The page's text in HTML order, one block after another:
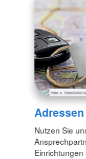
Adressen
Nutzen Sie